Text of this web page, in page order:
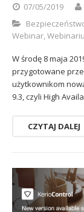
07/05/2019
Webinar,
W środę 8 maja
przygotowane
użytkownikom
9.3, czyli High
CZYTAJ DALEJ